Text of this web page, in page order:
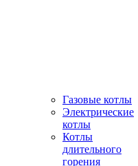
Газовые котлы
Электрические
котлы
Котлы
длительного
горения